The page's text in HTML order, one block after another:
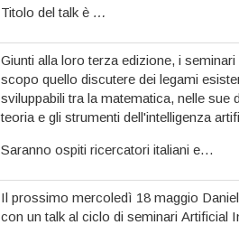
Titolo del talk è …
Giunti alla loro terza edizione, i
scopo quello discutere dei legami
sviluppabili tra la matematica, nelle sue
teoria e gli strumenti dell'intelligenza
Saranno ospiti ricercatori italiani e…
Il prossimo mercoledì 18 maggio
con un talk al ciclo di seminari Artificial